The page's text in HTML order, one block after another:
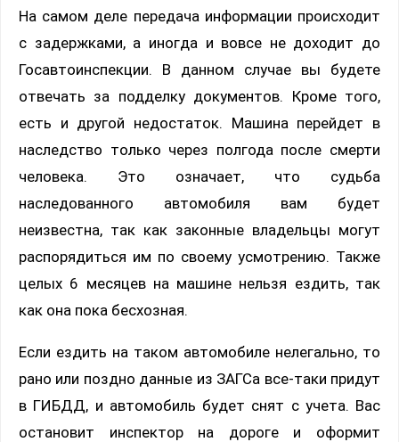
На самом деле передача информации происходит
с задержками, а иногда и вовсе не доходит до
Госавтоинспекции. В данном случае вы будете
отвечать за подделку документов. Кроме того,
есть и другой недостаток. Машина перейдет в
наследство только через полгода после смерти
человека. Это означает, что судьба
наследованного автомобиля вам будет
неизвестна, так как законные владельцы могут
распорядиться им по своему усмотрению. Также
целых 6 месяцев на машине нельзя ездить, так
как она пока бесхозная.
Если ездить на таком автомобиле нелегально, то
рано или поздно данные из ЗАГСа все-таки придут
в ГИБДД, и автомобиль будет снят с учета. Вас
остановит инспектор на дороге и оформит